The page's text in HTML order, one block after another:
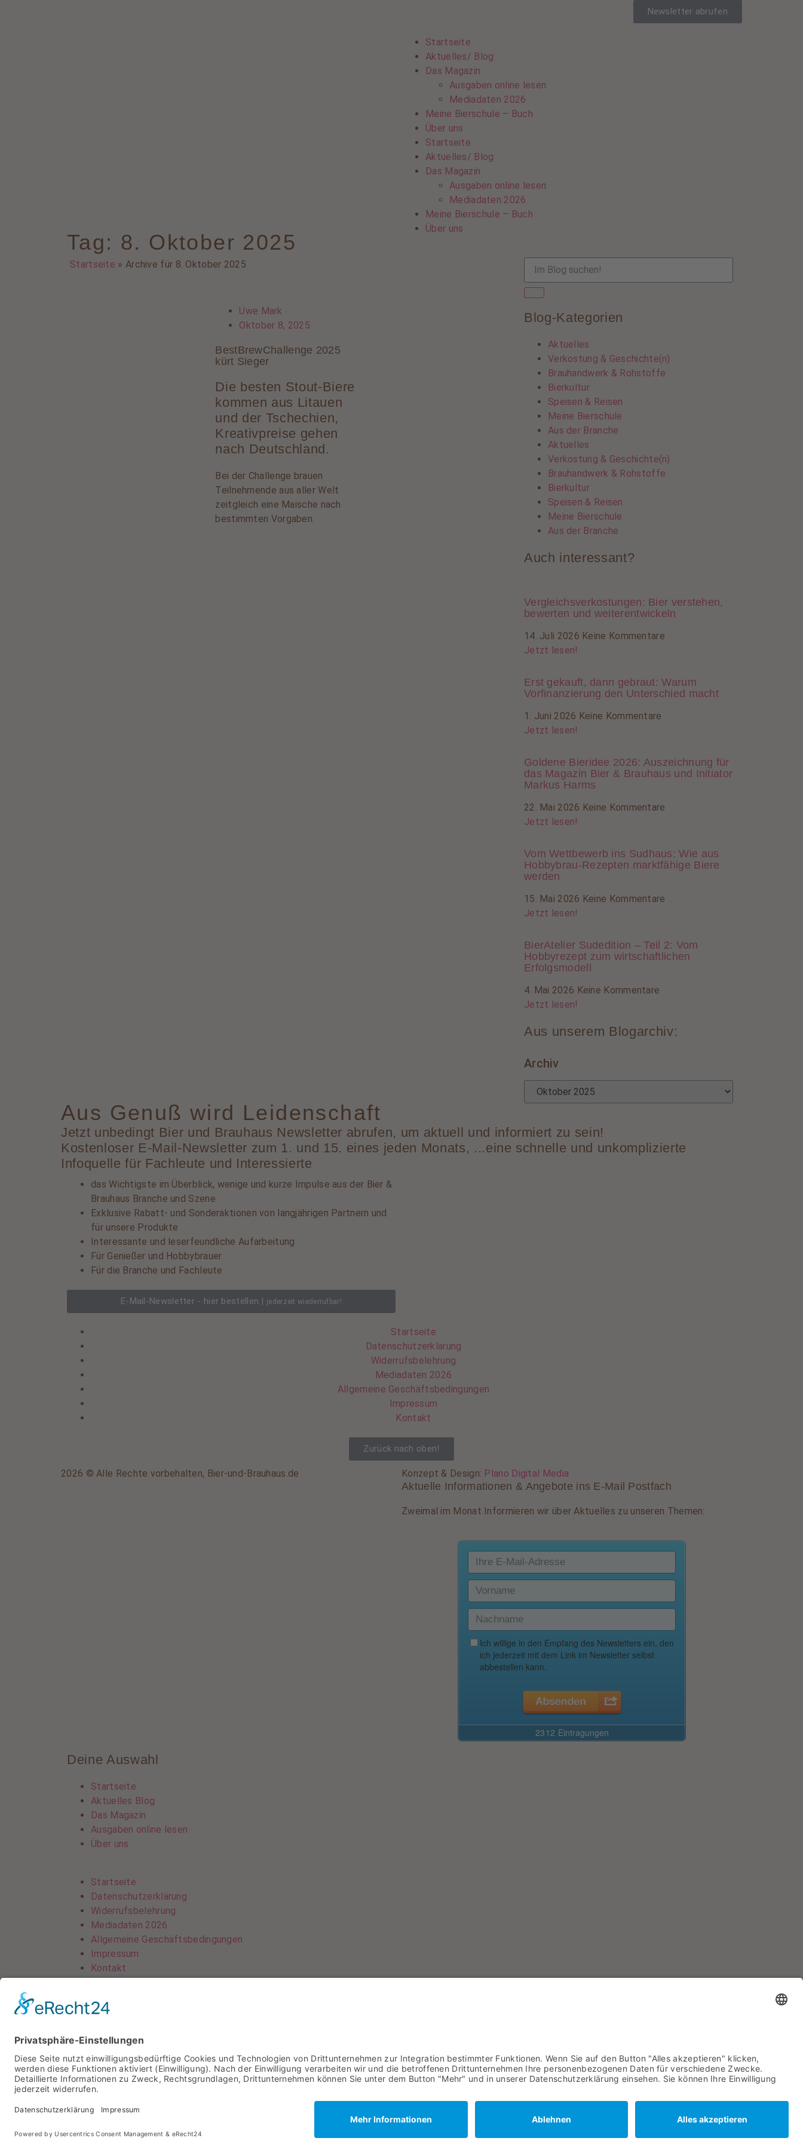
Newsletter abrufen
Startseite
Aktuelles/ Blog
Das Magazin
Ausgaben online lesen
Mediadaten 2026
Meine Bierschule – Buch
Über uns
Startseite
Aktuelles/ Blog
Das Magazin
Ausgaben online lesen
Mediadaten 2026
Meine Bierschule – Buch
Über uns
Tag: 8. Oktober 2025
Startseite » Archive für 8. Oktober 2025
Uwe Mark
Oktober 8, 2025
BestBrewChallenge 2025
kürt Sieger
Die besten Stout-Biere
kommen aus Litauen
und der Tschechien,
Kreativpreise gehen
nach Deutschland.
Bei der Challenge brauen
Teilnehmende aus aller Welt
zeitgleich eine Maische nach
bestimmten Vorgaben.
Blog-Kategorien
Aktuelles
Verkostung & Geschichte(n)
Brauhandwerk & Rohstoffe
Bierkultur
Speisen & Reisen
Meine Bierschule
Aus der Branche
Aktuelles
Verkostung & Geschichte(n)
Brauhandwerk & Rohstoffe
Bierkultur
Speisen & Reisen
Meine Bierschule
Aus der Branche
Auch interessant?
Vergleichsverkostungen: Bier verstehen,
bewerten und weiterentwickeln
14. Juli 2026 Keine Kommentare
Jetzt lesen!
Erst gekauft, dann gebraut: Warum
Vorfinanzierung den Unterschied macht
1. Juni 2026 Keine Kommentare
Jetzt lesen!
Goldene Bieridee 2026: Auszeichnung für
das Magazin Bier & Brauhaus und Initiator
Markus Harms
22. Mai 2026 Keine Kommentare
Jetzt lesen!
Vom Wettbewerb ins Sudhaus: Wie aus
Hobbybrau-Rezepten marktfähige Biere
werden
15. Mai 2026 Keine Kommentare
Jetzt lesen!
BierAtelier Sudedition – Teil 2: Vom
Hobbyrezept zum wirtschaftlichen
Erfolgsmodell
4. Mai 2026 Keine Kommentare
Jetzt lesen!
Aus unserem Blogarchiv:
Archiv
Aus Genuß wird Leidenschaft
Jetzt unbedingt Bier und Brauhaus Newsletter abrufen, um aktuell und informiert zu sein!
Kostenloser E-Mail-Newsletter zum 1. und 15. eines jeden Monats, ...eine schnelle und unkomplizierte
Infoquelle für Fachleute und Interessierte
das Wichtigste im Überblick, wenige und kurze Impulse aus der Bier &
Brauhaus Branche und Szene
Exklusive Rabatt- und Sonderaktionen von langjährigen Partnern und
für unsere Produkte
Interessante und leserfeundliche Aufarbeitung
Für Genießer und Hobbybrauer
Für die Branche und Fachleute
E-Mail-Newsletter - hier bestellen | jederzeit wiederrufbar!
Startseite
Datenschutzerklärung
Widerrufsbelehrung
Mediadaten 2026
Allgemeine Geschäftsbedingungen
Impressum
Kontakt
Zurück nach oben!
2026 © Alle Rechte vorbehalten, Bier-und-Brauhaus.de Konzept & Design: Plano Digital Media
Aktuelle Informationen & Angebote ins E-Mail Postfach
Zweimal im Monat Informieren wir über Aktuelles zu unseren Themen:
Deine Auswahl
Startseite
Aktuelles Blog
Das Magazin
Ausgaben online lesen
Über uns
Startseite
Datenschutzerklärung
Widerrufsbelehrung
Mediadaten 2026
Allgemeine Geschäftsbedingungen
Impressum
Kontakt
Widerrufsbelehrung
Allgemeine Geschäftsbedingungen
Impressum
Kontakt
Magazin bestellen